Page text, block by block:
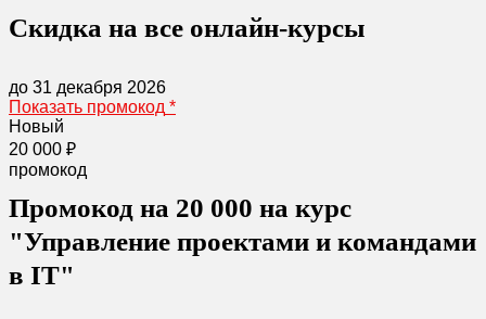
Скидка на все онлайн-курсы
до 31 декабря 2026
Показать промокод *
Новый
20 000 ₽
промокод
Промокод на 20 000 на курс
"Управление проектами и командами
в IT​"